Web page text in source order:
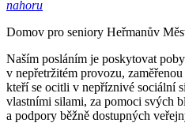
nahoru
Domov pro seniory Heřmanův
Naším posláním je poskytovat
v nepřetržitém provozu,
kteří se ocitli v nepříznivé sociální
vlastními silami, za pomoci svých
a podpory běžně dostupných